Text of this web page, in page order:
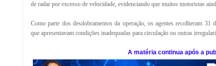
de radar por excesso de velocidade, evidenciando que muitos motoristas
Como parte dos desdobramentos da operação, os agentes recolheram
que apresentavam condições inadequadas para circulação ou outras
A matéria continua após a